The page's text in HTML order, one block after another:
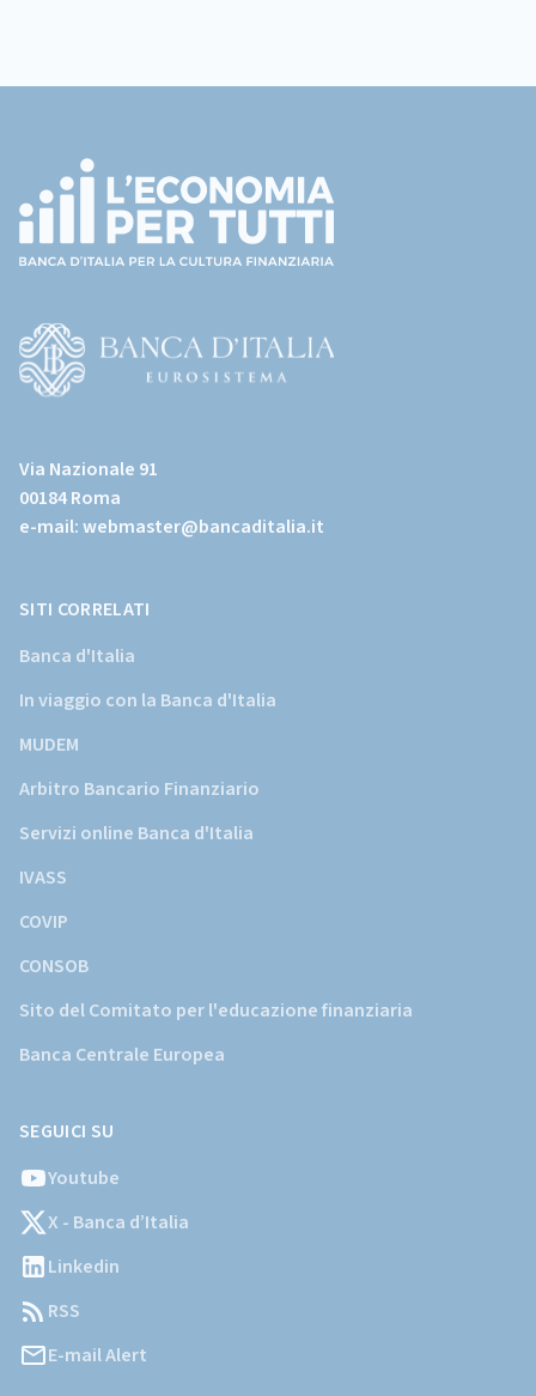
page)
sito
istituzionale
della
Via Nazionale 91
00184 Roma
e-mail:webmaster@bancaditalia.it
SITI CORRELATI
Banca d'Italia
In viaggio con la Banca d'Italia
MUDEM
Arbitro Bancario Finanziario
Servizi online Banca d'Italia
IVASS
COVIP
CONSOB
Sito del Comitato per l'educazione finanziaria
Banca Centrale Europea
SEGUICI SU
Youtube
X - Banca d’Italia
Linkedin
RSS
E-mail Alert